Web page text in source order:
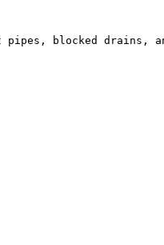
blocked drains,